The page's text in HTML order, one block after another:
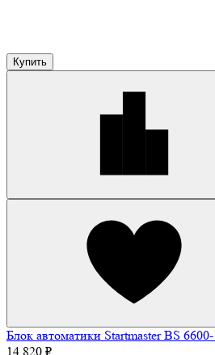
Купить
Блок автоматики Startmaster BS
14 820 ₽